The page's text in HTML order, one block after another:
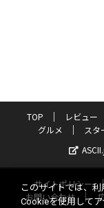
TOP レビュー
グルメ
スタ
サイトポリシー
お問い合わせ
このサイトでは、利
Cookieを使用して